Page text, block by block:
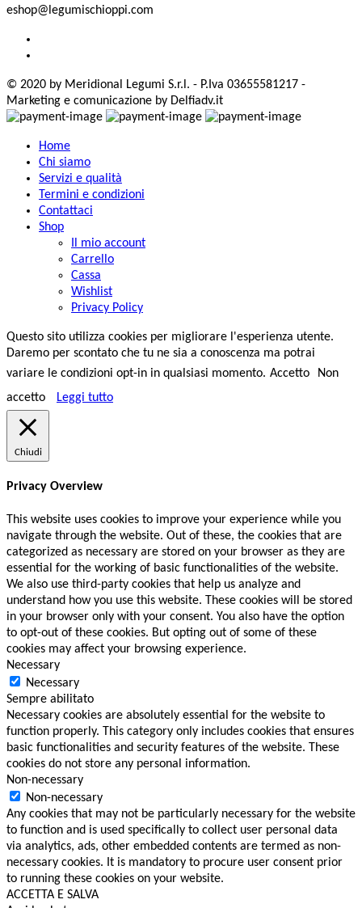
eshop@legumischioppi.com
© 2020 by Meridional Legumi S.r.l. - P.Iva 03655581217 -
Marketing e comunicazione by Delfiadv.it
Home
Chi siamo
Servizi e qualità
Termini e condizioni
Contattaci
Shop
Il mio account
Carrello
Cassa
Wishlist
Privacy Policy
Questo sito utilizza cookies per migliorare l'esperienza utente.
Daremo per scontato che tu ne sia a conoscenza ma potrai
variare le condizioni opt-in in qualsiasi momento. Accetto
Non
accetto
Leggi tutto
Chiudi
Privacy Overview
This website uses cookies to improve your experience while you
navigate through the website. Out of these, the cookies that are
categorized as necessary are stored on your browser as they are
essential for the working of basic functionalities of the website.
We also use third-party cookies that help us analyze and
understand how you use this website. These cookies will be stored
in your browser only with your consent. You also have the option
to opt-out of these cookies. But opting out of some of these
cookies may affect your browsing experience.
Necessary
Necessary
Sempre abilitato
Necessary cookies are absolutely essential for the website to
function properly. This category only includes cookies that ensures
basic functionalities and security features of the website. These
cookies do not store any personal information.
Non-necessary
Non-necessary
Any cookies that may not be particularly necessary for the website
to function and is used specifically to collect user personal data
via analytics, ads, other embedded contents are termed as non-
necessary cookies. It is mandatory to procure user consent prior
to running these cookies on your website.
ACCETTA E SALVA